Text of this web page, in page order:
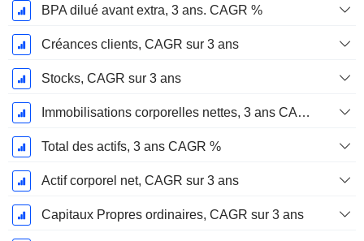
BPA dilué avant extra, 3 ans. CAGR %
Créances clients, CAGR sur 3 ans
Stocks, CAGR sur 3 ans
Immobilisations corporelles nettes, 3 ans CAGR %
Total des actifs, 3 ans CAGR %
Actif corporel net, CAGR sur 3 ans
Capitaux Propres ordinaires, CAGR sur 3 ans